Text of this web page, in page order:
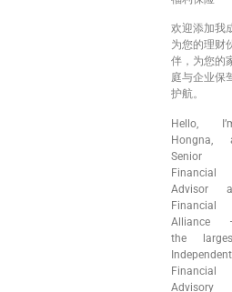
欢迎添加我
为您的理财
伴，为您的
庭与企业保
护航。
Hello,
Hongna,
Senior
Financial
Advisor
Financial
Alliance
the
Independent
Financial
Advisory